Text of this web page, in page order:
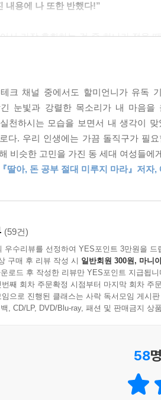
내용에 나 또한 반했다!”
서 가장 후회하는 것 중 하나가 젊을
한다고 지적한다. 특히 초보들이 흔
고 한다면 빠질 수 없는 연금저축부
는 연금’으로 도표를 만들어 깔끔하게
에 집중되어 있기 때문이다. 온갖
기하는 저자의 목소리가 더욱 또렷하
것만 콕 짚어서 쉽고 간단하게 설명
다가 후회하지 말고 자신을 믿어라!”
한 번이라도 시도해본 사람들은 알 것
짜라고 생각하고 시도했다가 한 번
불안감만 쌓인 경험. 재테크에서 지
부여, 마인드셋, 성장루틴까지 재테
높이기 위해 무엇을 해야 하는지, 어
려준다. 정신을 번쩍 차리게 만드는 저
지금까지 피해왔다면, 투자에 확신이
크 채널 중에서도 할미언니가 유독
눈빛과 강렬한 목소리가 내 마음
천하시는 모습을 보면서 내 생각이
다. 우리 인생에는 가끔 돌직구가 필
비슷한 고민을 가진 동 세대 여성들
딸아, 돈 공부 절대 미루지 마라』저자,
(59건)
우수리뷰를 선정하여 YES포인트 3만원을 드
구매 후 리뷰 작성 시 일반회원 300원, 마니
로드 후 작성한 리뷰만 YES포인트 지급됩니
번째 회차 주문확정 시점부터 마지막 회차 주
으로 진행된 클래스는 사락 독서모임 게시
, CD/LP, DVD/Blu-ray, 패션 및 판매금지 상
58